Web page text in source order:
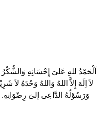
اَلْحَمْدُ للهِ عَلىَ إِحْسَانِهِ وَالشُّكْرُ
لاَ اِلَهَ إِلاَّ اللهُ وَاللهُ وَحْدَهُ
وَرَسُوْلُهُ الدَّاعِى إلىَ